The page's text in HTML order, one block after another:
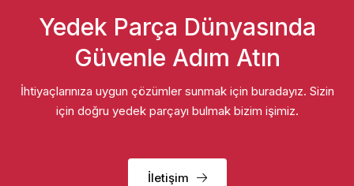
Yedek Parça Dünyasında
Güvenle Adım Atın
İhtiyaçlarınıza uygun çözümler sunmak için buradayız. Sizin
için doğru yedek parçayı bulmak bizim işimiz.
İletişim